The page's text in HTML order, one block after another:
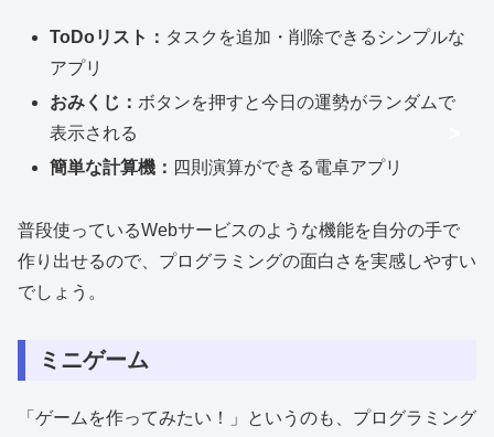
ToDoリスト： タスクを追加・削除できるシンプルな
アプリ
おみくじ： ボタンを押すと今日の運勢がランダムで
表示される
簡単な計算機： 四則演算ができる電卓アプリ
普段使っているWebサービスのような機能を自分の手で
作り出せるので、プログラミングの面白さを実感しやすい
でしょう。
ミニゲーム
「ゲームを作ってみたい！」というのも、プログラミング